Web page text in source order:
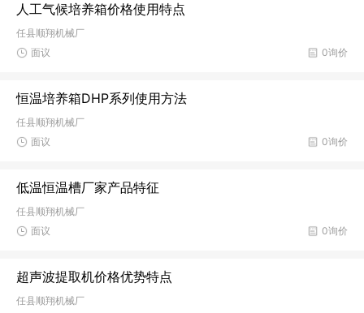
人工气候培养箱价格使用特点
任县顺翔机械厂
0询价
面议
恒温培养箱DHP系列使用方法
任县顺翔机械厂
0询价
面议
低温恒温槽厂家产品特征
任县顺翔机械厂
0询价
面议
超声波提取机价格优势特点
任县顺翔机械厂